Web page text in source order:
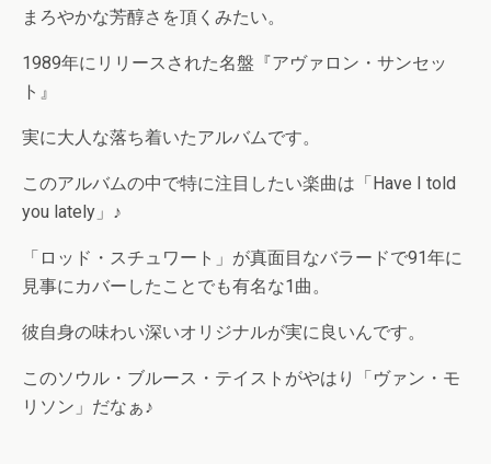
まろやかな芳醇さを頂くみたい。
1989年にリリースされた名盤『アヴァロン・サンセッ
ト』
実に大人な落ち着いたアルバムです。
このアルバムの中で特に注目したい楽曲は「Have I told
you lately」♪
「ロッド・スチュワート」が真面目なバラードで91年に
見事にカバーしたことでも有名な1曲。
彼自身の味わい深いオリジナルが実に良いんです。
このソウル・ブルース・テイストがやはり「ヴァン・モ
リソン」だなぁ♪